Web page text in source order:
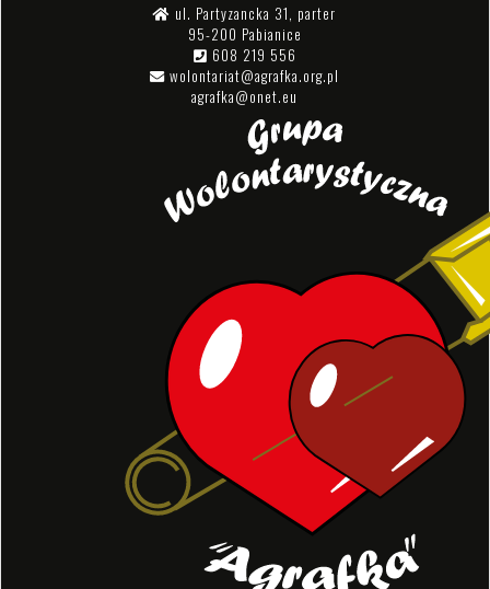
ul. Partyzancka 31, parter
95-200 Pabianice
608 219 556
wolontariat@agrafka.org.pl
agrafka@onet.eu